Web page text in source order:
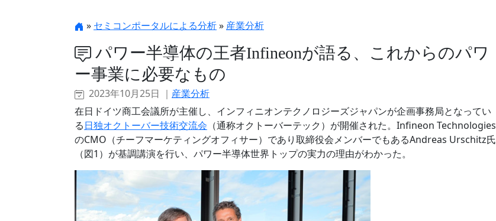
» セミコンポータルによる分析» 産業分析
パワー半導体の王者Infineonが語る、これからのパワ
ー事業に必要なもの
2023年10月25日 ｜ 産業分析
在日ドイツ商工会議所が主催し、インフィニオンテクノロジーズジャパンが企画事務局となってい
る日独オクトーバー技術交流会 （通称オクトーバーテック）が開催された。Infineon Technologies
のCMO（チーフマーケティングオフィサー）であり取締役会メンバーでもあるAndreas Urschitz氏
（図1）が基調講演を行い、パワー半導体世界トップの実力の理由がわかった。